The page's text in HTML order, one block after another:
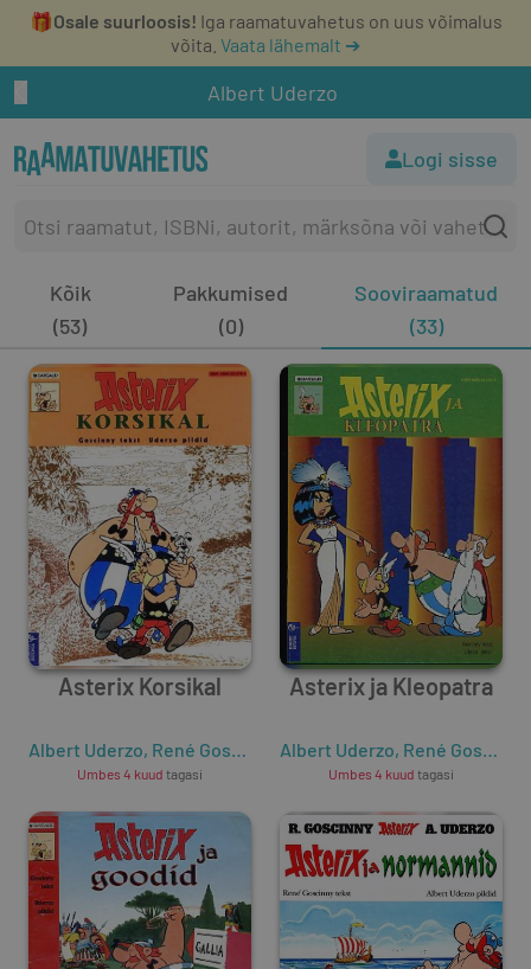
🎁Osale suurloosis! Iga raamatuvahetus on uus võimalus
võita. Vaata lähemalt ➔
Albert Uderzo
Logi sisse
Kõik
(53)
Pakkumised
(0)
Sooviraamatud
(33)
Asterix Korsikal
Albert Uderzo, René Goscinny
Umbes 4 kuud tagasi
Asterix ja Kleopatra
Albert Uderzo, René Goscinny
Umbes 4 kuud tagasi